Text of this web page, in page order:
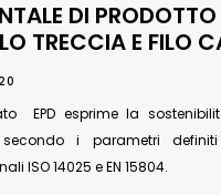
DI PRODOTTO
TRECCIA E FILO
EPD esprime la
i parametri
ISO 14025 e EN 15804.